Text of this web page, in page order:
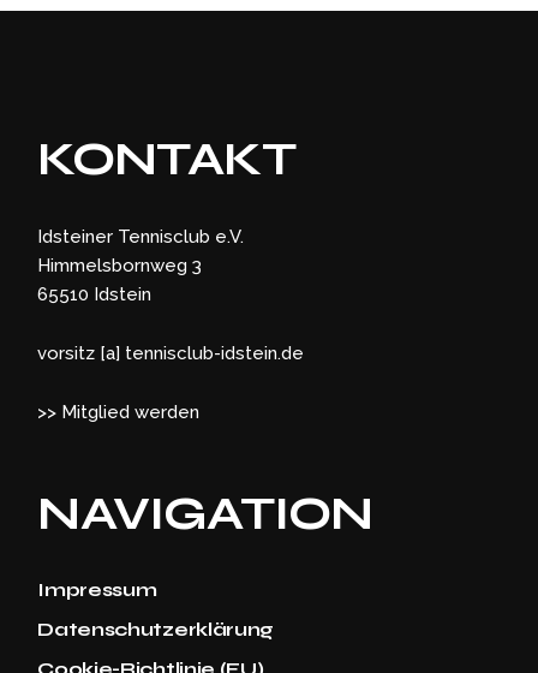
KONTAKT
Idsteiner Tennisclub e.V.
Himmelsbornweg 3
65510 Idstein
vorsitz [a] tennisclub-idstein.de
>> Mitglied werden
NAVIGATION
Impressum
Datenschutzerklärung